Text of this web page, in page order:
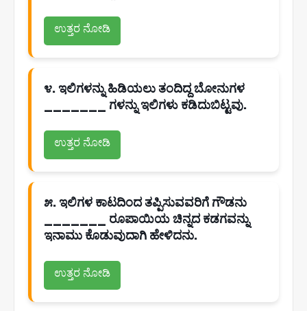
ಉತ್ತರ ನೋಡಿ
೪. ಇಲಿಗಳನ್ನು ಹಿಡಿಯಲು ತಂದಿದ್ದ ಬೋನುಗಳ
_______ ಗಳನ್ನು ಇಲಿಗಳು ಕಡಿದುಬಿಟ್ಟವು.
ಉತ್ತರ ನೋಡಿ
೫. ಇಲಿಗಳ ಕಾಟದಿಂದ ತಪ್ಪಿಸುವವರಿಗೆ ಗೌಡನು
_______ ರೂಪಾಯಿಯ ಚಿನ್ನದ ಕಡಗವನ್ನು
ಇನಾಮು ಕೊಡುವುದಾಗಿ ಹೇಳಿದನು.
ಉತ್ತರ ನೋಡಿ